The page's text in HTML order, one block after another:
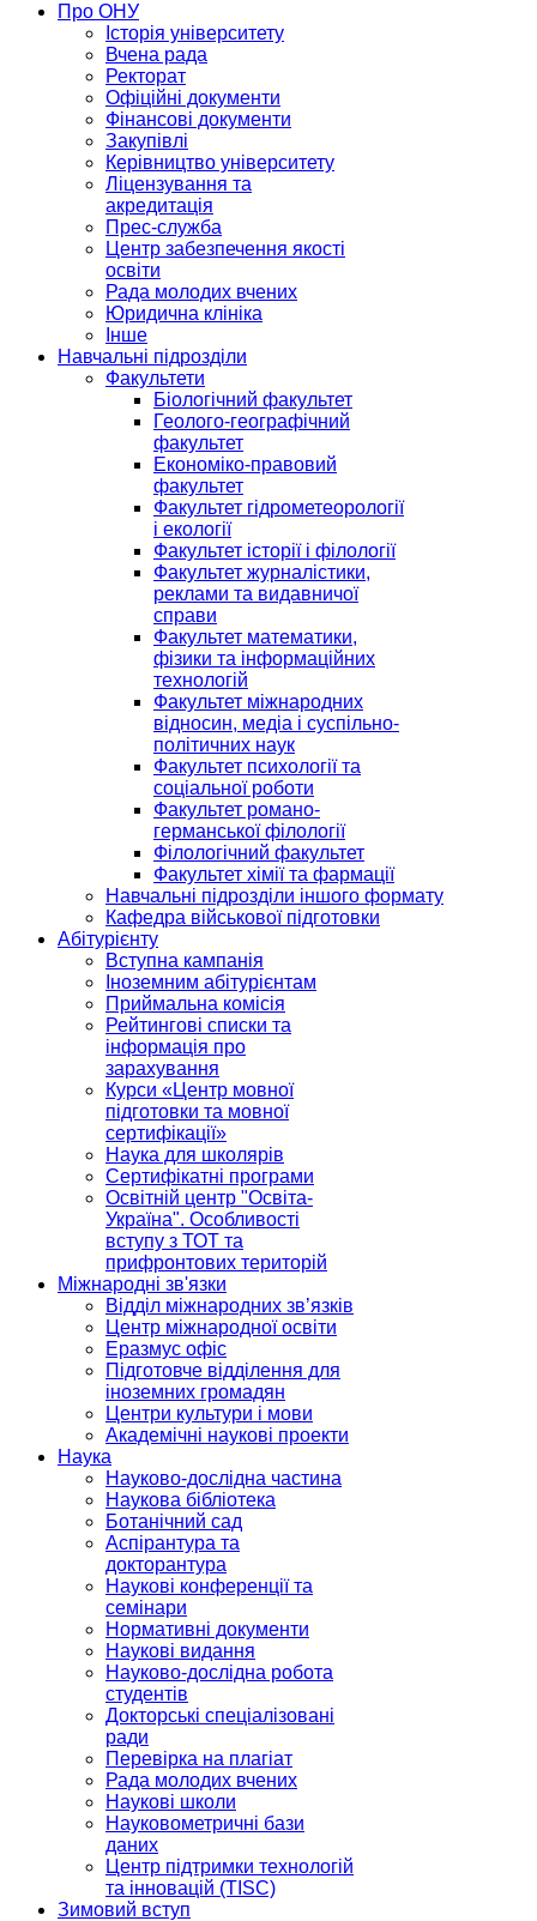
Про ОНУ
Історія університету
Вчена рада
Ректорат
Офіційні документи
Фінансові документи
Закупівлі
Керівництво університету
Ліцензування та
акредитація
Прес-служба
Центр забезпечення якості
освіти
Рада молодих вчених
Юридична клініка
Інше
Навчальні підрозділи
Факультети
Біологічний факультет
Геолого-географічний
факультет
Економіко-правовий
факультет
Факультет гідрометеорології
і екології
Факультет історії і філології
Факультет журналістики,
реклами та видавничої
справи
Факультет математики,
фізики та інформаційних
технологій
Факультет міжнародних
відносин, медіа і суспільно-
політичних наук
Факультет психології та
соціальної роботи
Факультет романо-
германської філології
Філологічний факультет
Факультет хімії та фармації
Навчальні підрозділи іншого формату
Кафедра військової підготовки
Абітурієнту
Вступна кампанія
Іноземним абітурієнтам
Приймальна комісія
Рейтингові списки та
інформація про
зарахування
Курси «Центр мовної
підготовки та мовної
сертифікації»
Наука для школярів
Сертифікатні програми
Освітній центр "Освіта-
Україна". Особливості
вступу з ТОТ та
прифронтових територій
Міжнародні зв'язки
Відділ міжнародних зв’язків
Центр міжнародної освіти
Еразмус офіс
Підготовче відділення для
іноземних громадян
Центри культури і мови
Академічні наукові проекти
Наука
Науково-дослідна частина
Наукова бібліотека
Ботанічний сад
Аспірантура та
докторантура
Наукові конференції та
семінари
Нормативні документи
Наукові видання
Науково-дослідна робота
студентів
Докторські спеціалізовані
ради
Перевірка на плагіат
Рада молодих вчених
Наукові школи
Науковометричні бази
даних
Центр підтримки технологій
та інновацій (TISC)
Зимовий вступ